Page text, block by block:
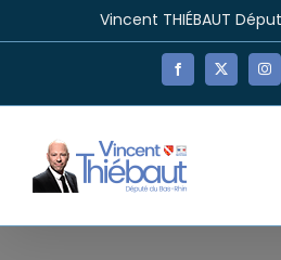
Vincent THIÉBAUT
Facebook
X